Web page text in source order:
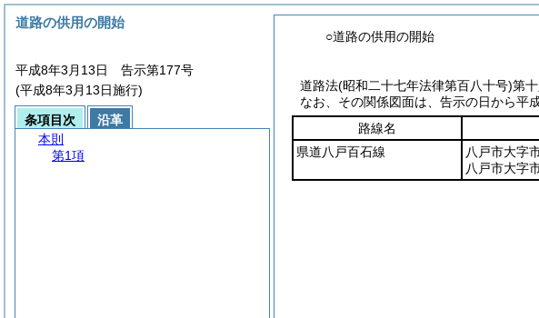
○道路の供用の開始
道路法(昭和二十七年法律第百八十号)第
なお、その関係図面は、告示の日から平
路線名
県道八戸百石線
八戸市大字
八戸市大字
道路の供用の開始
平成8年3月13日 告示第177号
(平成8年3月13日施行)
条項目次
沿革
本則
第1項